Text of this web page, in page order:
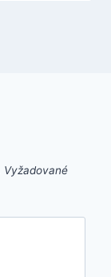
Vyžadované